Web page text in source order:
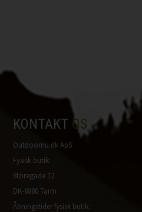
KONTAKT OS
Outdoornu.dk ApS
Fysisk butik:
Storegade 12
DK-6880 Tarm
Åbningstider fysisk butik: